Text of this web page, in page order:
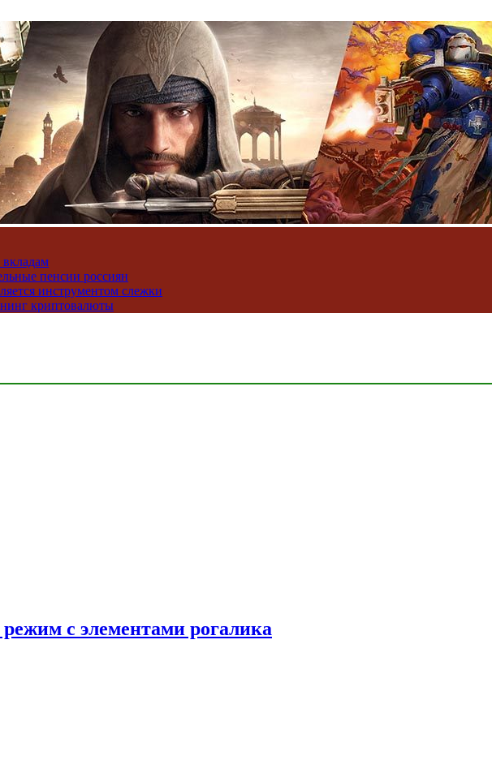
пенсии россиян
инструментом слежки
криптовалюты
с элементами рогалика